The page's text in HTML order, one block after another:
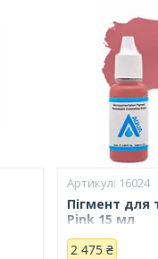
16024
Пігмент для
Pink 15 мл
2 475 ₴